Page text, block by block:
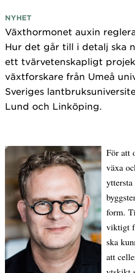
NYHET
Växthormonet auxin
Hur det går till i detalj ska
ett tvärvetenskapligt
växtforskare från Umeå
Sveriges
För att
växa
form.
viktigt
ska
att